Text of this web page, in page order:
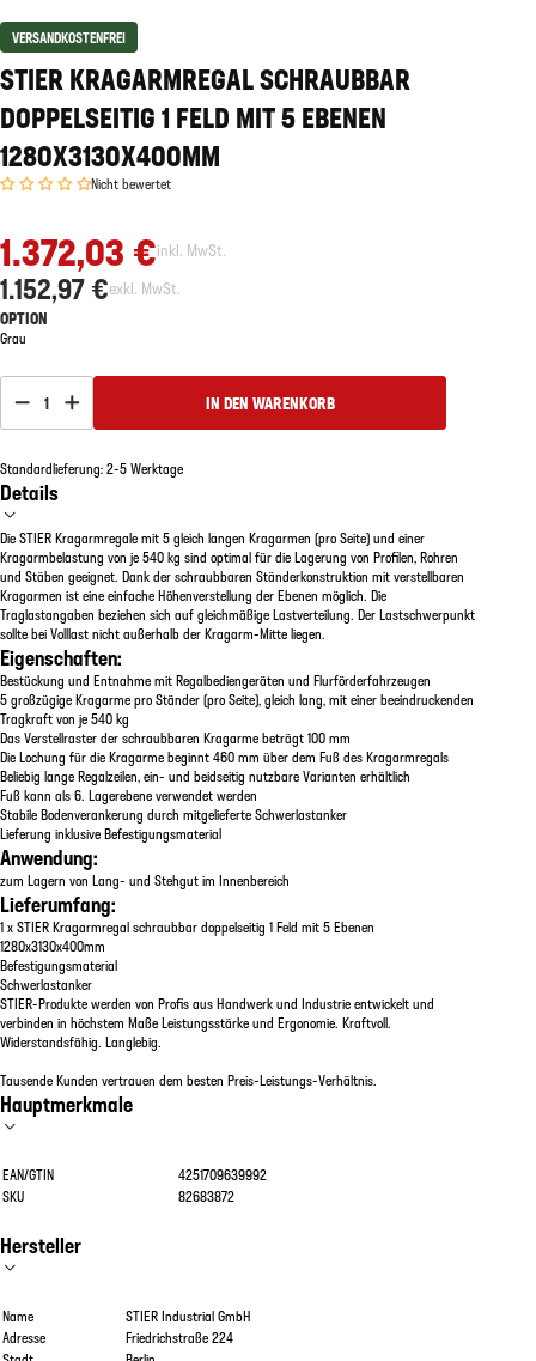
VERSANDKOSTENFREI
STIER KRAGARMREGAL SCHRAUBBAR
DOPPELSEITIG 1 FELD MIT 5 EBENEN
1280X3130X400MM
Nicht bewertet
1.372,03 €inkl. MwSt.
1.152,97 €exkl. MwSt.
OPTION
Grau
1 IN DEN WARENKORB
Standardlieferung: 2-5 Werktage
Details
Die STIER Kragarmregale mit 5 gleich langen Kragarmen (pro Seite) und einer
Kragarmbelastung von je 540 kg sind optimal für die Lagerung von Profilen, Rohren
und Stäben geeignet. Dank der schraubbaren Ständerkonstruktion mit verstellbaren
Kragarmen ist eine einfache Höhenverstellung der Ebenen möglich. Die
Traglastangaben beziehen sich auf gleichmäßige Lastverteilung. Der Lastschwerpunkt
sollte bei Volllast nicht außerhalb der Kragarm-Mitte liegen.
Eigenschaften:
Bestückung und Entnahme mit Regalbediengeräten und Flurförderfahrzeugen
5 großzügige Kragarme pro Ständer (pro Seite), gleich lang, mit einer beeindruckenden
Tragkraft von je 540 kg
Das Verstellraster der schraubbaren Kragarme beträgt 100 mm
Die Lochung für die Kragarme beginnt 460 mm über dem Fuß des Kragarmregals
Beliebig lange Regalzeilen, ein- und beidseitig nutzbare Varianten erhältlich
Fuß kann als 6. Lagerebene verwendet werden
Stabile Bodenverankerung durch mitgelieferte Schwerlastanker
Lieferung inklusive Befestigungsmaterial
Anwendung:
zum Lagern von Lang- und Stehgut im Innenbereich
Lieferumfang:
1 x STIER Kragarmregal schraubbar doppelseitig 1 Feld mit 5 Ebenen
1280x3130x400mm
Befestigungsmaterial
Schwerlastanker
STIER-Produkte werden von Profis aus Handwerk und Industrie entwickelt und
verbinden in höchstem Maße Leistungsstärke und Ergonomie. Kraftvoll.
Widerstandsfähig. Langlebig.
Tausende Kunden vertrauen dem besten Preis-Leistungs-Verhältnis.
Hauptmerkmale
EAN/GTIN
4251709639992
SKU
82683872
Hersteller
Name
STIER Industrial GmbH
Adresse
Friedrichstraße 224